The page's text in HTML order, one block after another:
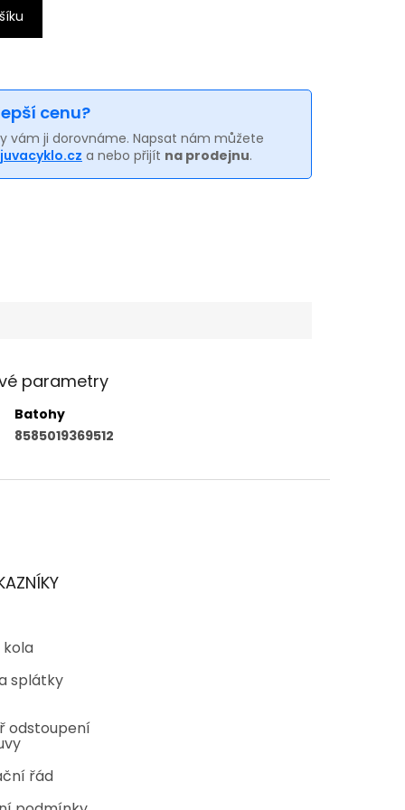
cenu?
vám ji dorovnáme. Napsat nám můžete
a nebo přijít na prodejnu.
parametry
Batohy
8585019369512
kola
splátky
odstoupení
řád